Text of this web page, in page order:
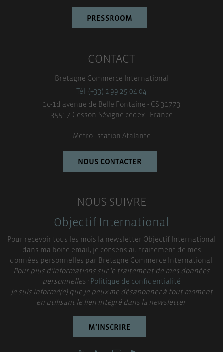
PRESSROOM
CONTACT
Bretagne Commerce International
Tél. (+33) 2 99 25 04 04
1c-1d avenue de Belle Fontaine - CS 31773
35517 Cesson-Sévigné cedex - France
Métro : station Atalante
NOUS CONTACTER
NOUS SUIVRE
Objectif International
Pour recevoir tous les mois la newsletter Objectif International
dans ma boite email, je consens au traitement de mes
données personnelles par Bretagne Commerce International.
Pour plus d’informations sur le traitement de mes données
personnelles :Politique de confidentialité
Je suis informé(e) que je peux me désabonner à tout moment
en utilisant le lien intégré dans la newsletter.
M’INSCRIRE